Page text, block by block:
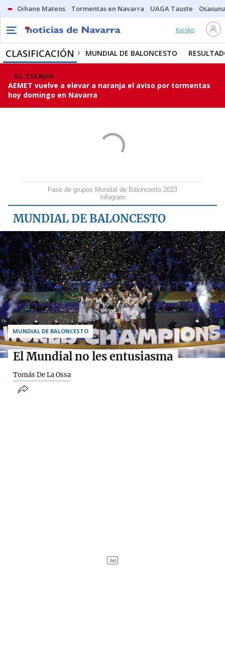
Oihane Mateos Tormentas en Navarra UAGA Tauste
Kiosko
CLASIFICACIÓN MUNDIAL DE BALONCESTO
EL TIEMPO
AEMET vuelve a elevar a naranja el aviso por tormentas
hoy domingo en Navarra
Fase de grupos Mundial de Baloncesto 2023
Infogram
MUNDIAL DE BALONCESTO
MUNDIAL DE BALONCESTO
El Mundial no les entusiasma
Tomás De La Ossa